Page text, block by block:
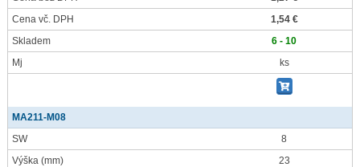
Cena vč. DPH
1,54 €
Skladem
6 - 10
Mj
ks
MA211-M08
SW
8
Výška (mm)
23